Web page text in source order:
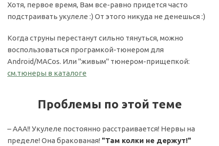
Хотя, первое время, Вам все-равно придется часто
подстраивать укулеле :) От этого никуда не денешься :)
Когда струны перестанут сильно тянуться, можно
воспользоваться програмкой-тюнером для
Android/MACos. Или "живым" тюнером-прищепкой:
см.тюнеры в каталоге
Проблемы по этой теме
– ААА!! Укулеле постоянно расстраивается! Нервы на
пределе! Она бракованая! "Там колки не держут!"